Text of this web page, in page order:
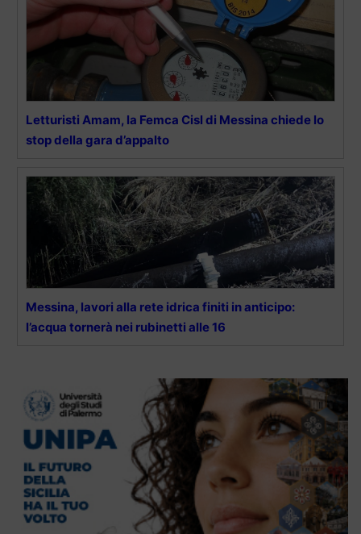
Letturisti Amam, la Femca Cisl di Messina chiede lo
stop della gara d’appalto
Messina, lavori alla rete idrica finiti in anticipo:
l’acqua tornerà nei rubinetti alle 16